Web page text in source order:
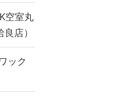
空室丸
店）
ック